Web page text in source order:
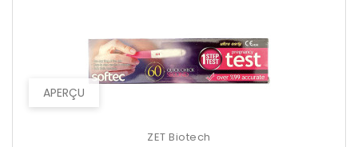
APERÇU
ZET Biotech